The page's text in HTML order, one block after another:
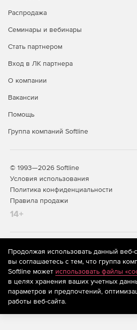
Распродажа
Семинары и вебинары
Стать партнером
Вход в ЛК партнера
О компании
Вакансии
Помощь
Группа компаний Softline
© 1993—2026 Softline
Условия использования
Политика конфиденциальности
Правила продажи
14+
На информационном ресурсе
рекомендательные технологии
предоставления информации на
систематизации и анализа сведений,
предпочтениям пользователей сети
находящихся на территории
Продолжая использовать данный веб-
вы соглашаетесь с тем, что группа
Softline может использовать файлы
в целях хранения ваших учетных
параметров и предпочтений,
работы веб-сайта.